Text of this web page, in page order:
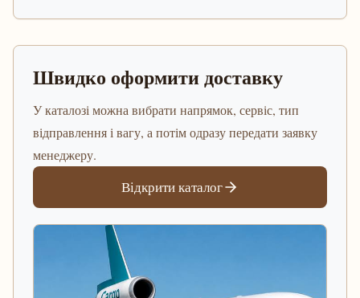
Швидко оформити доставку
У каталозі можна вибрати напрямок, сервіс, тип
відправлення і вагу, а потім одразу передати заявку
менеджеру.
Відкрити каталог